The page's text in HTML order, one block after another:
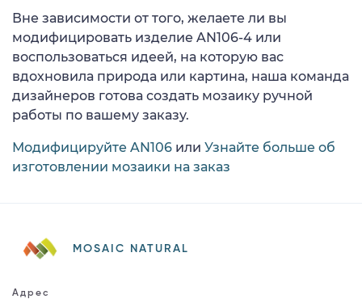
Вне зависимости от того, желаете ли вы
модифицировать изделие AN106-4 или
воспользоваться идеей, на которую вас
вдохновила природа или картина, наша команда
дизайнеров готова создать мозаику ручной
работы по вашему заказу.
Модифицируйте AN106 или Узнайте больше об
изготовлении мозаики на заказ
MOSAIC NATURAL
Адрес